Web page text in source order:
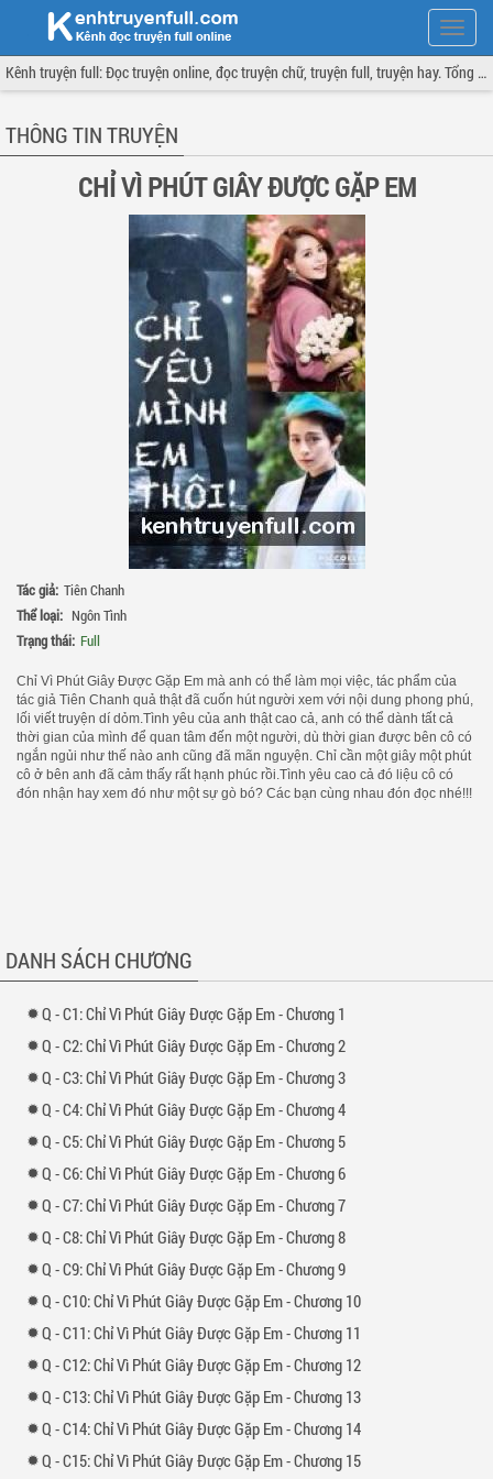
Hiện
menu
Kênh truyện full: Đọc truyện online, đọc truyện chữ, truyện full, truyện hay. Tổng hợp đầy đủ và cập nhật liên tục.
THÔNG TIN TRUYỆN
CHỈ VÌ PHÚT GIÂY ĐƯỢC GẶP EM
Tác giả: Tiên Chanh
Thể loại: Ngôn Tình
Trạng thái: Full
Chỉ Vì Phút Giây Được Gặp Em mà anh có thể làm mọi việc, tác phẩm của
tác giả Tiên Chanh quả thật đã cuốn hút người xem với nội dung phong phú,
lối viết truyện dí dỏm.Tình yêu của anh thật cao cả, anh có thể dành tất cả
thời gian của mình để quan tâm đến một người, dù thời gian được bên cô có
ngắn ngủi như thế nào anh cũng đã mãn nguyện. Chỉ cần một giây một phút
cô ở bên anh đã cảm thấy rất hạnh phúc rồi.Tình yêu cao cả đó liệu cô có
đón nhận hay xem đó như một sự gò bó? Các bạn cùng nhau đón đọc nhé!!!
DANH SÁCH CHƯƠNG
- 1: Chỉ Vì Phút Giây Được Gặp Em - Chương 1
- 2: Chỉ Vì Phút Giây Được Gặp Em - Chương 2
- 3: Chỉ Vì Phút Giây Được Gặp Em - Chương 3
- 4: Chỉ Vì Phút Giây Được Gặp Em - Chương 4
- 5: Chỉ Vì Phút Giây Được Gặp Em - Chương 5
- 6: Chỉ Vì Phút Giây Được Gặp Em - Chương 6
- 7: Chỉ Vì Phút Giây Được Gặp Em - Chương 7
- 8: Chỉ Vì Phút Giây Được Gặp Em - Chương 8
- 9: Chỉ Vì Phút Giây Được Gặp Em - Chương 9
- 10: Chỉ Vì Phút Giây Được Gặp Em - Chương 10
- 11: Chỉ Vì Phút Giây Được Gặp Em - Chương 11
- 12: Chỉ Vì Phút Giây Được Gặp Em - Chương 12
- 13: Chỉ Vì Phút Giây Được Gặp Em - Chương 13
- 14: Chỉ Vì Phút Giây Được Gặp Em - Chương 14
- 15: Chỉ Vì Phút Giây Được Gặp Em - Chương 15